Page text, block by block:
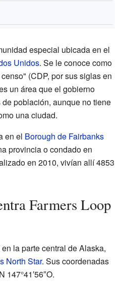
especial ubicada en el
Unidos. Se le conoce como
(CDP, por sus siglas en
un área que el gobierno
población, aunque no tiene
una ciudad.
en el Borough de Fairbanks
provincia o condado en
en 2010, vivían allí 4853
Farmers Loop
la parte central de Alaska,
North Star. Sus coordenadas
147°41′56″O.